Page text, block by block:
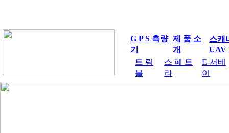
G P S 측량
기
제 품 소
개
스캐
UAV
트 림
블
스 페 트
라
E-서베
이